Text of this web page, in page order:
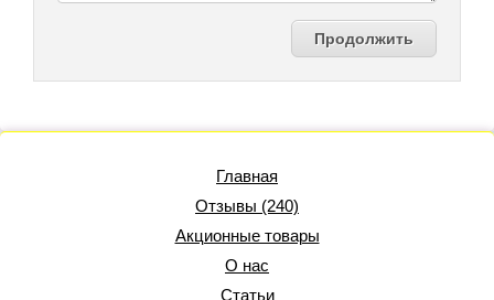
Продолжить
Главная
Отзывы (240)
Акционные товары
О нас
Статьи